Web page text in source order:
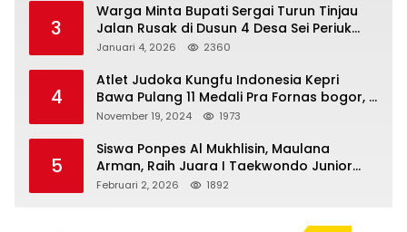
Tanjungpinang
3
Warga Minta Bupati Sergai Turun Tinjau
Jalan Rusak di Dusun 4 Desa Sei Periuk
Serdang Bedagai
Januari 4, 2026 2360
4
Atlet Judoka Kungfu Indonesia Kepri
Bawa Pulang 11 Medali Pra Fornas bogor, 3
Emas dan 8 Perunggu.
November 19, 2024 1973
5
Siswa Ponpes Al Mukhlisin, Maulana
Arman, Raih Juara I Taekwondo Junior
Putra di Riau National Championship 2026
Februari 2, 2026 1892